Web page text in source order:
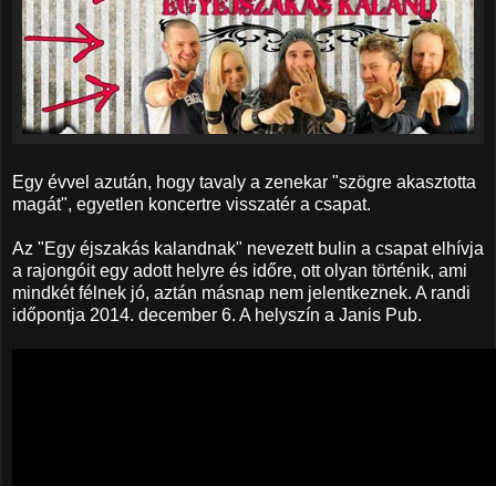
Egy évvel azután, hogy tavaly a zenekar "szögre akasztotta
magát", egyetlen koncertre visszatér a csapat.
Az "Egy éjszakás kalandnak" nevezett bulin a csapat elhívja
a rajongóit egy adott helyre és időre, ott olyan történik, ami
mindkét félnek jó, aztán másnap nem jelentkeznek. A randi
időpontja 2014. december 6. A helyszín a Janis Pub.